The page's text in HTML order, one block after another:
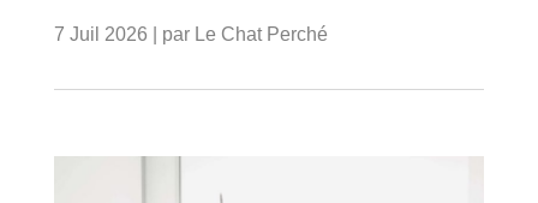
7 Juil 2026 | par Le Chat Perché